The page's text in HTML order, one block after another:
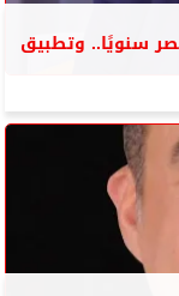
سنويًا.. وتطبيق